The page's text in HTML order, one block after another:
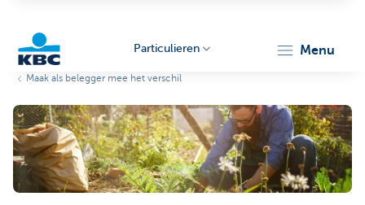
Particulieren menu
Maak als belegger mee het verschil